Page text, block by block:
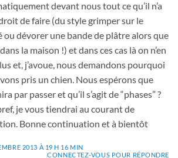
devant nous tout ce qu’il n’a
de faire (du style grimper sur le
ou dévorer une bande de plâtre alors que
la maison !) et dans ces cas là on n’en
et, j’avoue, nous demandons pourquoi
pris un chien. Nous espérons que
par passer et qu’il s’agit de “phases” ?
je vous tiendrai au courant de
Bonne continuation et à bientôt
2013 À 19 H 16 MIN
CONNECTEZ-VOUS POUR RÉPONDRE